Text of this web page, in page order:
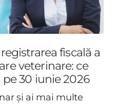
fiscală a
veterinare: ce
30 iunie 2026
și ai mai multe